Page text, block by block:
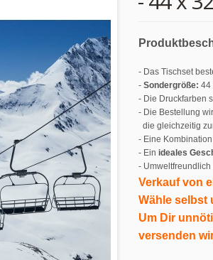
- Das Tischset
- Sondergröße: 44
- Die Druckfarben
- Die Bestellung
die gleichzeitig
- Eine
- Ein ideales
-
Verkauf von
Wähle selbst
Um Dir
versenden